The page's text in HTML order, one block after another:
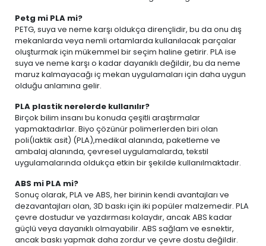
Petg mi PLA mi?
PETG, suya ve neme karşı oldukça dirençlidir, bu da onu dış
mekanlarda veya nemli ortamlarda kullanılacak parçalar
oluşturmak için mükemmel bir seçim haline getirir. PLA ise
suya ve neme karşı o kadar dayanıklı değildir, bu da neme
maruz kalmayacağı iç mekan uygulamaları için daha uygun
olduğu anlamına gelir.
PLA plastik nerelerde kullanılır?
Birçok bilim insanı bu konuda çeşitli araştırmalar
yapmaktadırlar. Biyo çözünür polimerlerden biri olan
poli(laktik asit) (PLA),medikal alanında, paketleme ve
ambalaj alanında, çevresel uygulamalarda, tekstil
uygulamalarında oldukça etkin bir şekilde kullanılmaktadır.
ABS mi PLA mi?
Sonuç olarak, PLA ve ABS, her birinin kendi avantajları ve
dezavantajları olan, 3D baskı için iki popüler malzemedir. PLA
çevre dostudur ve yazdırması kolaydır, ancak ABS kadar
güçlü veya dayanıklı olmayabilir. ABS sağlam ve esnektir,
ancak baskı yapmak daha zordur ve çevre dostu değildir.